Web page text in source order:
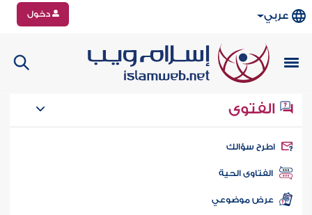
عربي دخول
الفتوى
سؤالك
الفتاوى الحية